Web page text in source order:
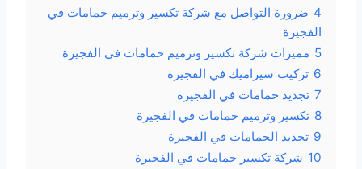
4 ضرورة التواصل مع شركة تكسير وترميم حمامات في
الفجيرة
5 مميزات شركة تكسير وترميم حمامات في الفجيرة
6 تركيب سيراميك في الفجيرة
7 تجديد حمامات في الفجيرة
8 تكسير وترميم حمامات في الفجيرة
9 تجديد الحمامات في الفجيرة
10 شركة تكسير حمامات في الفجيرة